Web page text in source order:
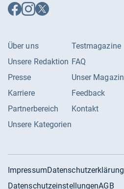
Auf
Facebook
Auf
Instagram
Auf
X
Über uns
Unsere Redaktion
Presse
Karriere
Partnerbereich
Unsere Kategorien
Testmagazine
FAQ
Unser Magazin
Feedback
Kontakt
ImpressumDatenschutzerklärung
DatenschutzeinstellungenAGB